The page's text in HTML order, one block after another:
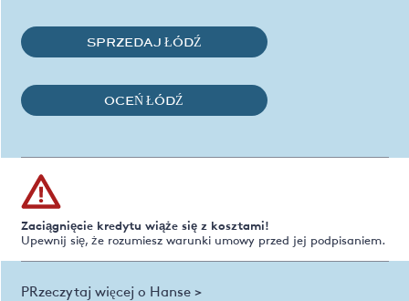
SPRZEDAJ ŁÓDŹ
OCEŃ ŁÓDŹ
Zaciągnięcie kredytu wiąże się z kosztami!
Upewnij się, że rozumiesz warunki umowy przed jej podpisaniem.
PRzeczytaj więcej o Hanse >